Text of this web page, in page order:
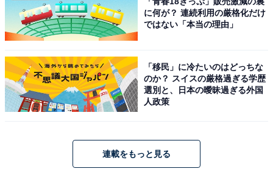
に何が？ 連続利用の厳格化だけ
ではない「本当の理由」
「移民」に冷たいのはどっちな
のか？ スイスの厳格過ぎる学歴
選別と、日本の曖昧過ぎる外国
人政策
連載をもっと見る